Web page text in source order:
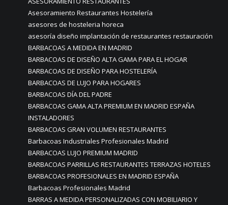
Asesoramiento Restaurantes Hostelería
asesores de hosteleria horeca
asesoría diseño implantación de restaurantes restauración
BARBACOAS A MEDIDA EN MADRID
BARBACOAS DE DISEÑO ALTA GAMA PARA EL HOGAR
BARBACOAS DE DISEÑO PARA HOSTELERÍA
BARBACOAS DE LUJO PARA HOGARES
BARBACOAS DÍA DEL PADRE
BARBACOAS GAMA ALTA PREMIUM EN MADRID ESPAÑA
INSTALADORES
BARBACOAS GRAN VOLUMEN RESTAURANTES
Barbacoas Industriales Profesionales Madrid
BARBACOAS LUJO PREMIUM MADRID
BARBACOAS PARRILLAS RESTAURANTES TERRAZAS HOTELES
BARBACOAS PROFESIONALES EN MADRID ESPAÑA
Barbacoas Profesionales Madrid
BARRAS A MEDIDA PERSONALIZADAS CON MOBILIARIO Y